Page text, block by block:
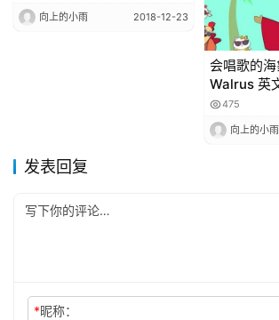
向上的小雨 2018-12-23
会唱歌的
Walrus 英
集高清
MP3下载
475
向上的小雨
发表回复
*昵称：